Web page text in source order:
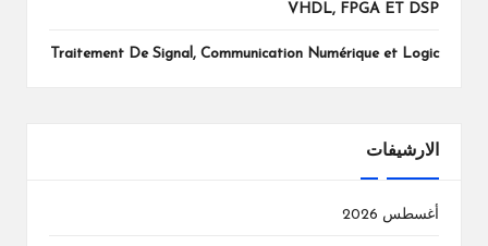
VHDL, FPGA ET DSP
Traitement De Signal, Communication Numérique et Logic
الارشيفات
أغسطس 2026